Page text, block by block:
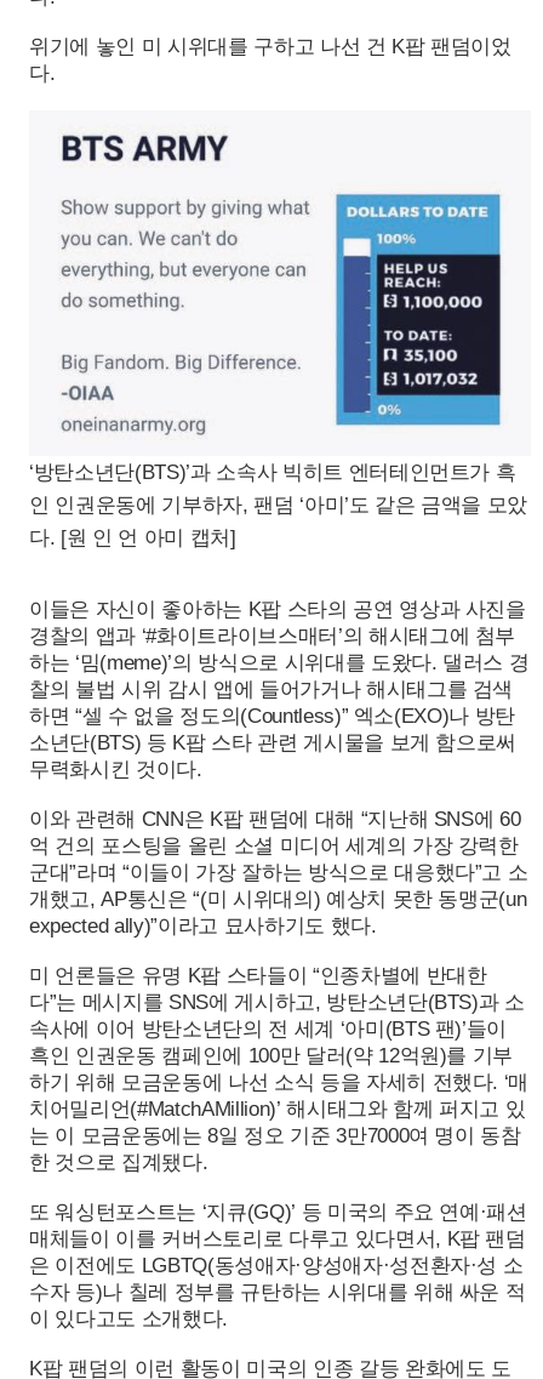
위기에 놓인 미 시위대를 구하고 나선 건 K팝 팬덤이었
다.
‘방탄소년단(BTS)’과 소속사 빅히트 엔터테인먼트가 흑
인 인권운동에 기부하자, 팬덤 ‘아미’도 같은 금액을 모았
다. [원 인 언 아미 캡처]
이들은 자신이 좋아하는 K팝 스타의 공연 영상과 사진을
경찰의 앱과 ‘#화이트라이브스매터’의 해시태그에 첨부
하는 ‘밈(meme)’의 방식으로 시위대를 도왔다. 댈러스 경
찰의 불법 시위 감시 앱에 들어가거나 해시태그를 검색
하면 “셀 수 없을 정도의(Countless)” 엑소(EXO)나 방탄
소년단(BTS) 등 K팝 스타 관련 게시물을 보게 함으로써
무력화시킨 것이다.
이와 관련해 CNN은 K팝 팬덤에 대해 “지난해 SNS에 60
억 건의 포스팅을 올린 소셜 미디어 세계의 가장 강력한
군대”라며 “이들이 가장 잘하는 방식으로 대응했다”고 소
개했고, AP통신은 “(미 시위대의) 예상치 못한 동맹군(un
expected ally)”이라고 묘사하기도 했다.
미 언론들은 유명 K팝 스타들이 “인종차별에 반대한
다”는 메시지를 SNS에 게시하고, 방탄소년단(BTS)과 소
속사에 이어 방탄소년단의 전 세계 ‘아미(BTS 팬)’들이
흑인 인권운동 캠페인에 100만 달러(약 12억원)를 기부
하기 위해 모금운동에 나선 소식 등을 자세히 전했다. ‘매
치어밀리언(#MatchAMillion)’ 해시태그와 함께 퍼지고 있
는 이 모금운동에는 8일 정오 기준 3만7000여 명이 동참
한 것으로 집계됐다.
또 워싱턴포스트는 ‘지큐(GQ)’ 등 미국의 주요 연예·패션
매체들이 이를 커버스토리로 다루고 있다면서, K팝 팬덤
은 이전에도 LGBTQ(동성애자·양성애자·성전환자·성 소
수자 등)나 칠레 정부를 규탄하는 시위대를 위해 싸운 적
이 있다고도 소개했다.
K팝 팬덤의 이런 활동이 미국의 인종 갈등 완화에도 도